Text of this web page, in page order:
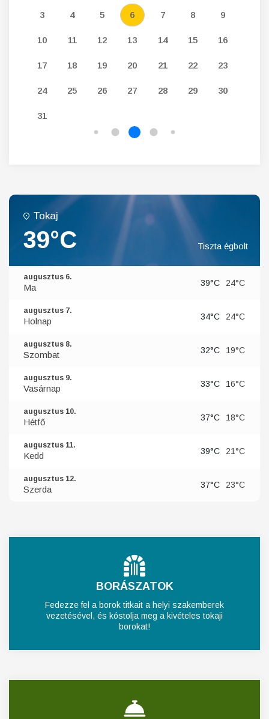
3 4 5 6 7 8 9
10 11 12 13 14 15 16
17 18 19 20 21 22 23
24 25 26 27 28 29 30
31
Tokaj
39°C Tiszta égbolt
augusztus 6.
Ma 39°C 24°C
augusztus 7.
Holnap 34°C 24°C
augusztus 8.
Szombat 32°C 19°C
augusztus 9.
Vasárnap 33°C 16°C
augusztus 10.
Hétfő 37°C 18°C
augusztus 11.
Kedd 39°C 21°C
augusztus 12.
Szerda 37°C 23°C
BORÁSZATOK
Fedezze fel a borok titkait a helyi szakemberek
vezetésével, és kóstolja meg a kivételes tokaji
borokat!